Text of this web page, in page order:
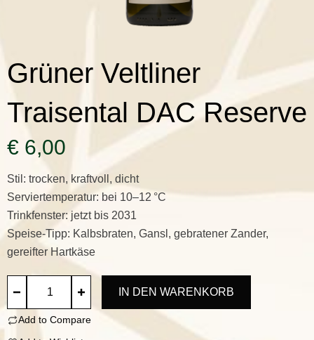
Grüner Veltliner
Traisental DAC Reserve
€ 6,00
Stil: trocken, kraftvoll, dicht
Serviertemperatur: bei 10–12 °C
Trinkfenster: jetzt bis 2031
Speise-Tipp: Kalbsbraten, Gansl, gebratener Zander,
gereifter Hartkäse
IN DEN WARENKORB
Add to Compare